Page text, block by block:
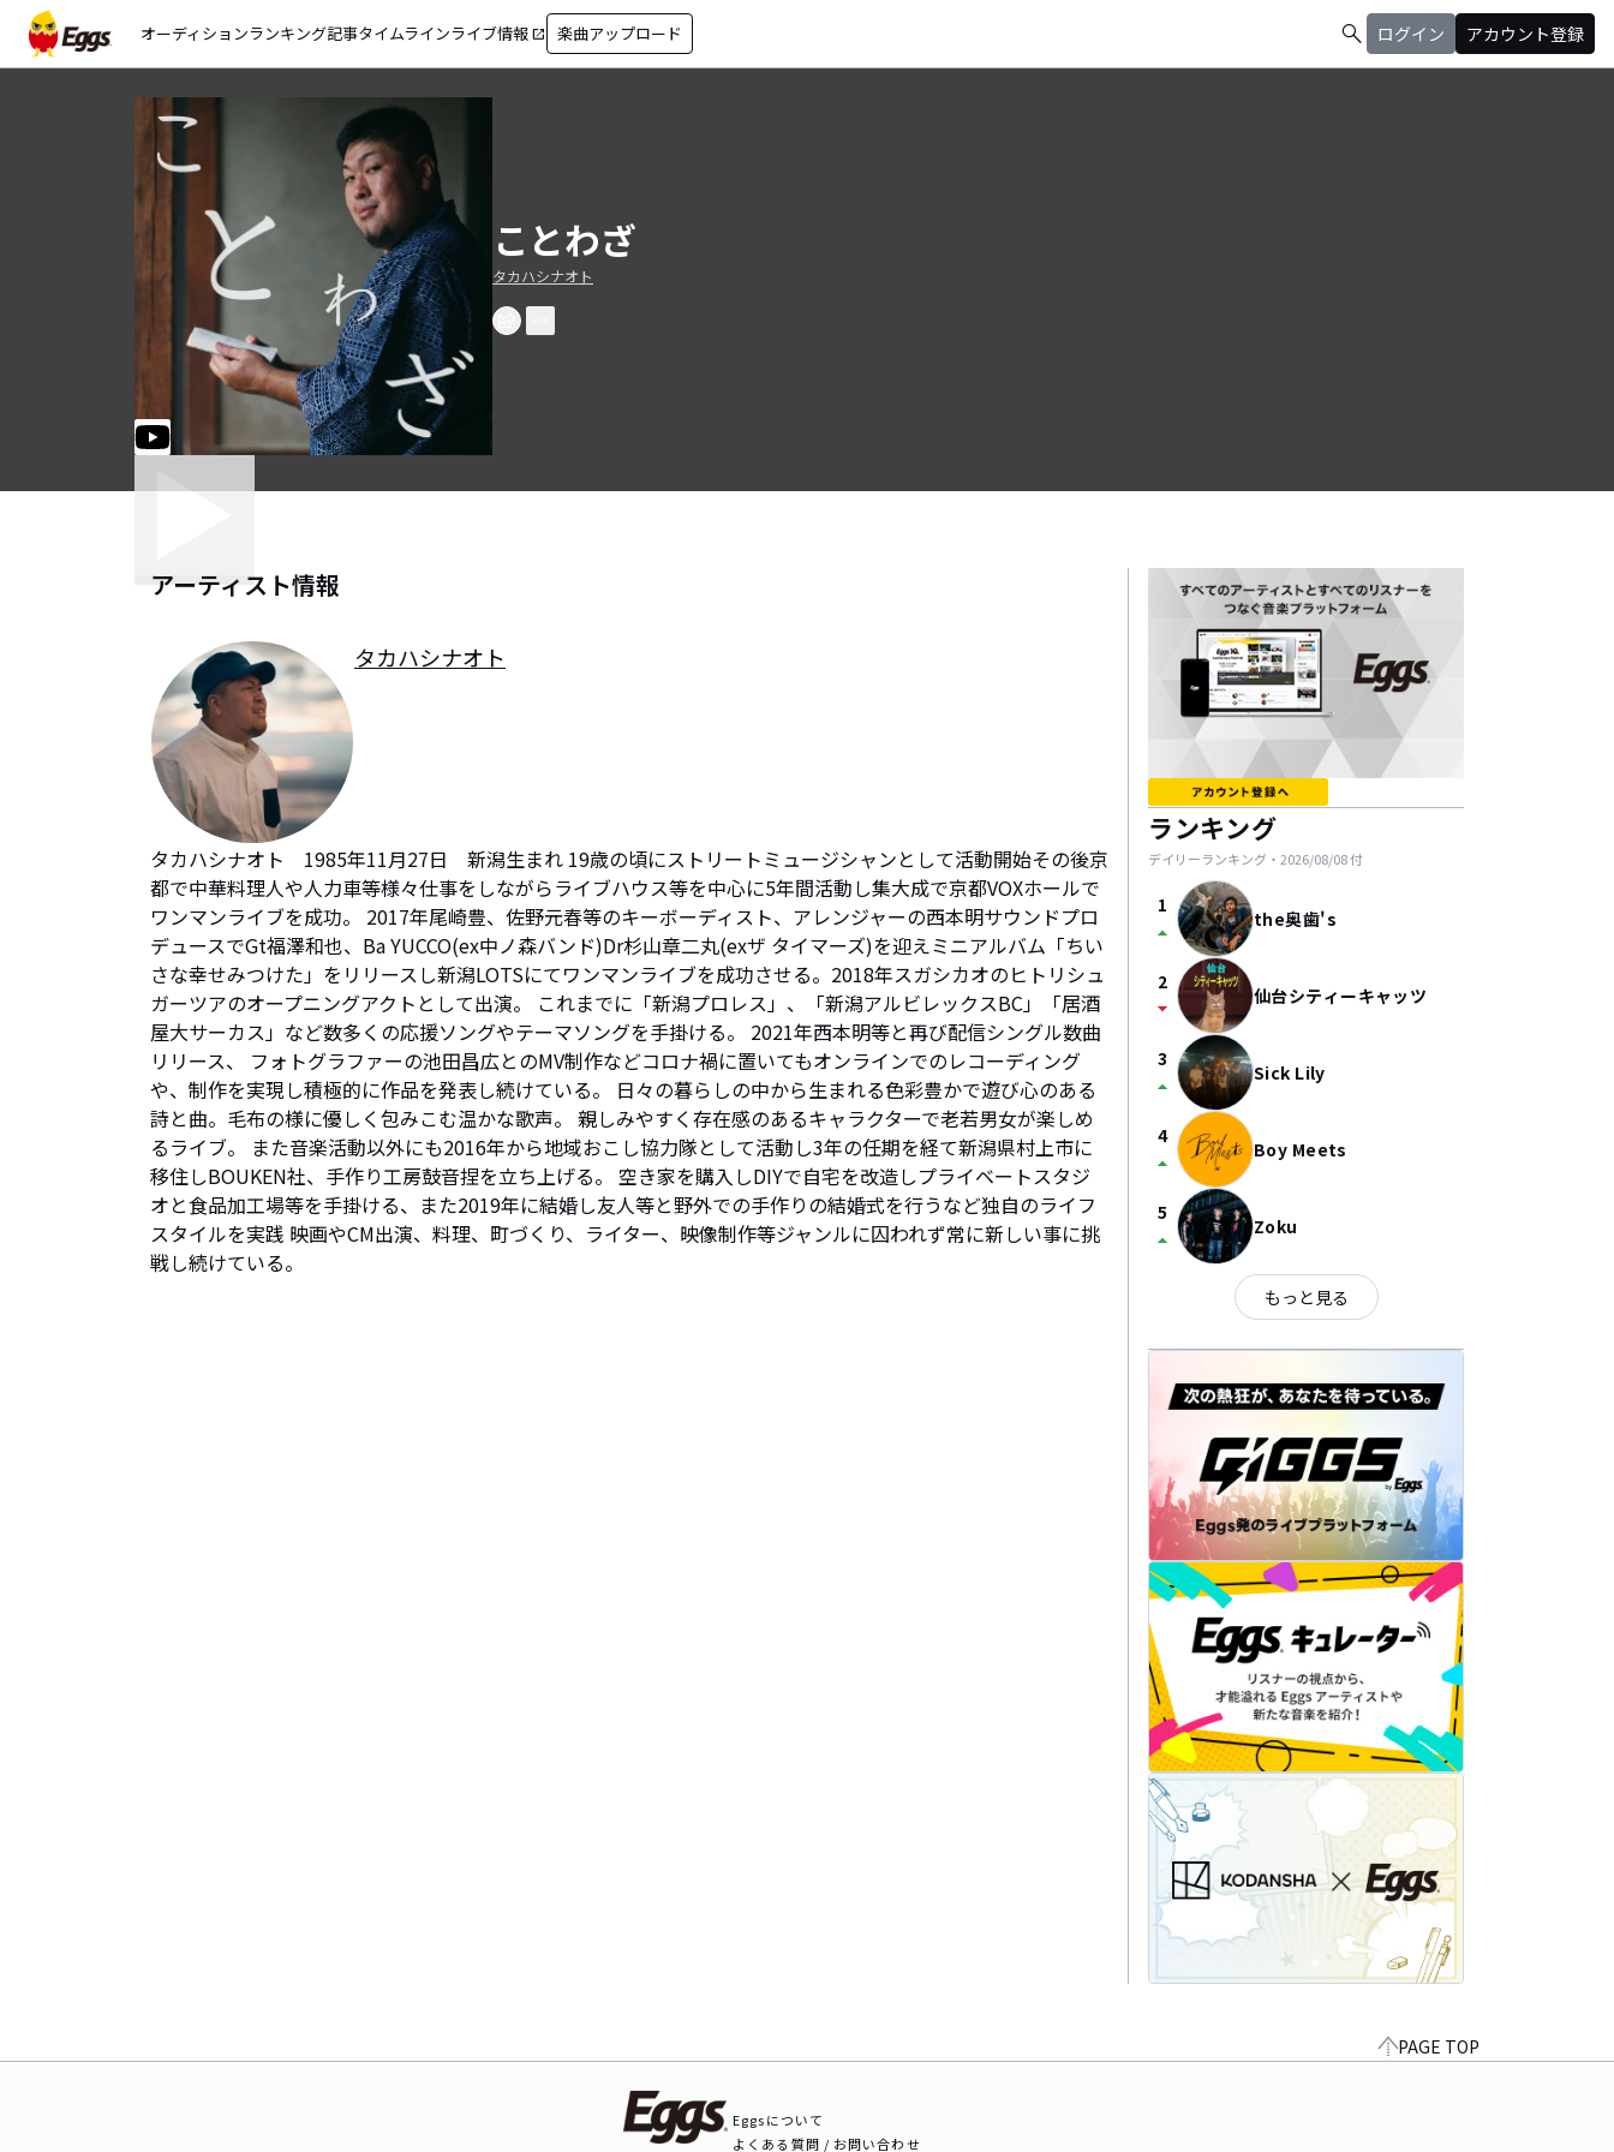
オーディションランキング記事タイムラインライブ情報 open_in_new 楽曲アップロード search ログイン アカウント登録
ことわざ
タカハシナオト
アーティスト情報
タカハシナオト
タカハシナオト　1985年11月27日　新潟生まれ 19歳の頃にストリートミュージシャンとして活動開始その後京
都で中華料理人や人力車等様々仕事をしながらライブハウス等を中心に5年間活動し集大成で京都VOXホールで
ワンマンライブを成功。 2017年尾崎豊、佐野元春等のキーボーディスト、アレンジャーの西本明サウンドプロ
デュースでGt福澤和也、Ba YUCCO(ex中ノ森バンド)Dr杉山章二丸(exザ タイマーズ)を迎えミニアルバム「ちい
さな幸せみつけた」をリリースし新潟LOTSにてワンマンライブを成功させる。2018年スガシカオのヒトリシュ
ガーツアのオープニングアクトとして出演。 これまでに「新潟プロレス」、「新潟アルビレックスBC」「居酒
屋大サーカス」など数多くの応援ソングやテーマソングを手掛ける。 2021年西本明等と再び配信シングル数曲
リリース、 フォトグラファーの池田昌広とのMV制作などコロナ禍に置いてもオンラインでのレコーディング
や、制作を実現し積極的に作品を発表し続けている。 日々の暮らしの中から生まれる色彩豊かで遊び心のある
詩と曲。毛布の様に優しく包みこむ温かな歌声。 親しみやすく存在感のあるキャラクターで老若男女が楽しめ
るライブ。 また音楽活動以外にも2016年から地域おこし協力隊として活動し3年の任期を経て新潟県村上市に
移住しBOUKEN社、手作り工房鼓音捏を立ち上げる。 空き家を購入しDIYで自宅を改造しプライベートスタジ
オと食品加工場等を手掛ける、また2019年に結婚し友人等と野外での手作りの結婚式を行うなど独自のライフ
スタイルを実践 映画やCM出演、料理、町づくり、ライター、映像制作等ジャンルに囚われず常に新しい事に挑
戦し続けている。
ランキング
デイリーランキング・ 2026/08/08付
1
arrow_drop_up the奥歯's
2
arrow_drop_down 仙台シティーキャッツ
3
arrow_drop_up Sick Lily
4
arrow_drop_up Boy Meets
5
arrow_drop_up Zoku
もっと見る
PAGE TOP
Eggsについて
よくある質問 / お問い合わせ